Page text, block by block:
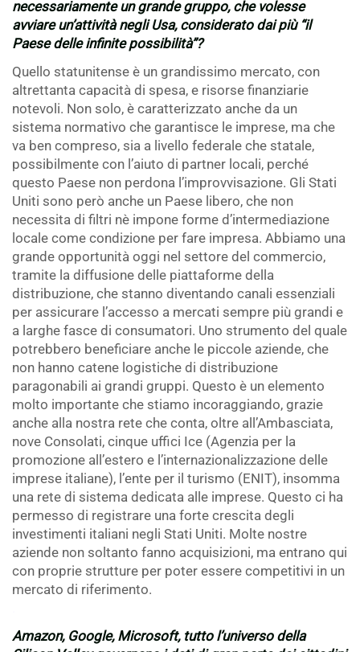
necessariamente un grande gruppo, che volesse
avviare un’attività negli Usa, considerato dai più “il
Paese delle infinite possibilità”?
Quello statunitense è un grandissimo mercato, con
altrettanta capacità di spesa, e risorse finanziarie
notevoli. Non solo, è caratterizzato anche da un
sistema normativo che garantisce le imprese, ma che
va ben compreso, sia a livello federale che statale,
possibilmente con l’aiuto di partner locali, perché
questo Paese non perdona l’improvvisazione. Gli Stati
Uniti sono però anche un Paese libero, che non
necessita di filtri nè impone forme d’intermediazione
locale come condizione per fare impresa. Abbiamo una
grande opportunità oggi nel settore del commercio,
tramite la diffusione delle piattaforme della
distribuzione, che stanno diventando canali essenziali
per assicurare l’accesso a mercati sempre più grandi e
a larghe fasce di consumatori. Uno strumento del quale
potrebbero beneficiare anche le piccole aziende, che
non hanno catene logistiche di distribuzione
paragonabili ai grandi gruppi. Questo è un elemento
molto importante che stiamo incoraggiando, grazie
anche alla nostra rete che conta, oltre all’Ambasciata,
nove Consolati, cinque uffici Ice (Agenzia per la
promozione all’estero e l’internazionalizzazione delle
imprese italiane), l’ente per il turismo (ENIT), insomma
una rete di sistema dedicata alle imprese. Questo ci ha
permesso di registrare una forte crescita degli
investimenti italiani negli Stati Uniti. Molte nostre
aziende non soltanto fanno acquisizioni, ma entrano qui
con proprie strutture per poter essere competitivi in un
mercato di riferimento.
Amazon, Google, Microsoft, tutto l’universo della